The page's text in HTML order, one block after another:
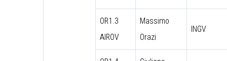
OR1.3
AIROV
Massimo
Orazi
INGV